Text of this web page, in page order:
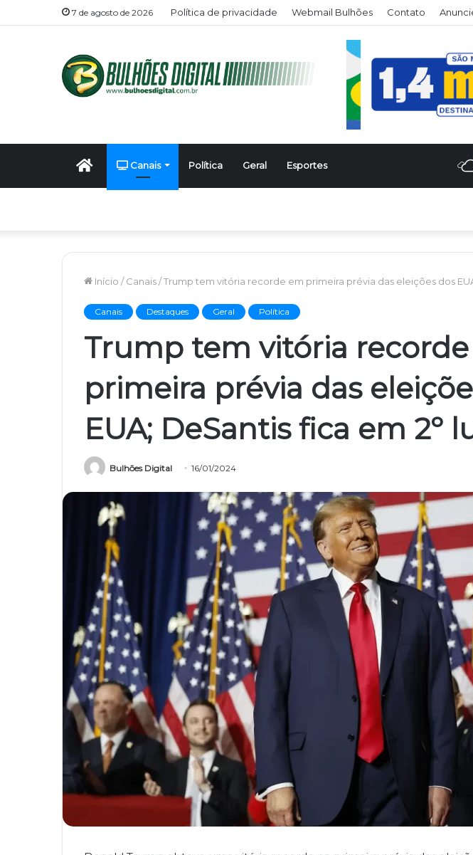
7 de agosto de 2026 Política de privacidade Webmail Bulhões Contato
Início Canais Política Geral Esportes
Início / Canais/Trump tem vitória recorde em primeira prévia das eleições dos
Canais Destaques Geral Política
Trump tem vitória
primeira prévia das
EUA; DeSantis fica em 2º
Bulhões Digital 16/01/2024